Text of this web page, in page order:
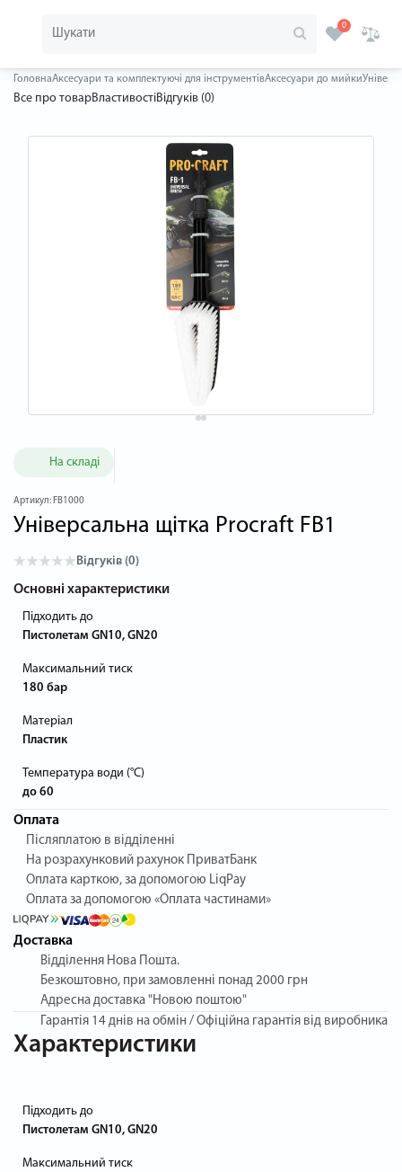
0
ГоловнаАксесуари та комплектуючі для інструментівАксесуари до мийки
Все про товарВластивостіВідгуків (0)
На складі
Артикул: FB1000
Універсальна щітка Procraft FB1
Відгуків (0)
Основні характеристики
Підходить до
Пистолетам GN10, GN20
Максимальний тиск
180 бар
Матеріал
Пластик
Температура води (°C)
до 60
Оплата
Післяплатою в відділенні
На розрахунковий рахунок ПриватБанк
Оплата карткою, за допомогою LiqPay
Оплата за допомогою «Оплата частинами»
Доставка
Відділення Нова Пошта.
Безкоштовно, при замовленні понад 2000 грн
Адресна доставка "Новою поштою"
Гарантія 14 днів на обмін / Офіційна гарантія від виробника
Характеристики
Підходить до
Пистолетам GN10, GN20
Максимальний тиск